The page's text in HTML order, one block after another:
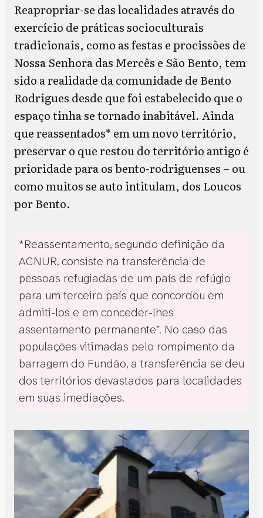
Reapropriar-se das localidades através do
exercício de práticas socioculturais
tradicionais, como as festas e procissões de
Nossa Senhora das Mercês e São Bento, tem
sido a realidade da comunidade de Bento
Rodrigues desde que foi estabelecido que o
espaço tinha se tornado inabitável. Ainda
que reassentados* em um novo território,
preservar o que restou do território antigo é
prioridade para os bento-rodriguenses – ou
como muitos se auto intitulam, dos Loucos
por Bento.
*Reassentamento, segundo definição da
ACNUR, consiste na transferência de
pessoas refugiadas de um país de refúgio
para um terceiro país que concordou em
admiti-los e em conceder-lhes
assentamento permanente”. No caso das
populações vitimadas pelo rompimento da
barragem do Fundão, a transferência se deu
dos territórios devastados para localidades
em suas imediações.